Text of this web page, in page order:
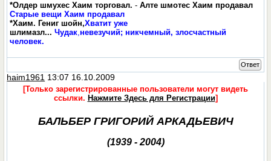
*Олдер шмухес Хаим торговал. -Алте шмотес Хаим продавал
Старые вещи Хаим продавал
*Хаим. Гениг шойн,Хватит уже
шлимазл... Чудак,невезучий; никчемный, злосчастный
человек.
Ответ
haim1961 13:07 16.10.2009
[Только зарегистрированные пользователи могут видеть
ссылки. Нажмите Здесь для Регистрации]
БАЛЬБЕР ГРИГОРИЙ АРКАДЬЕВИЧ
(1939 - 2004)